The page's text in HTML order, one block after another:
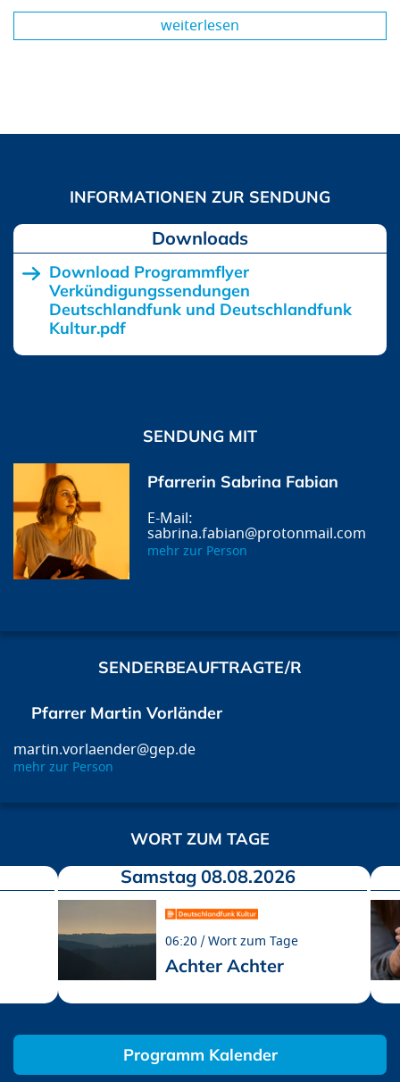
weiterlesen
Downloads
Download Programmflyer
Verkündigungssendungen
Deutschlandfunk und Deutschlandfunk
Kultur.pdf
SENDUNG MIT
Pfarrerin Sabrina Fabian
sabrina.fabian@protonmail.com
mehr zur Person
SENDERBEAUFTRAGTE/R
Pfarrer Martin Vorländer
martin.vorlaender@gep.de
mehr zur Person
WORT ZUM TAGE
Samstag 08.08.2026
06:20 Wort zum Tage
Achter Achter
Programm Kalender